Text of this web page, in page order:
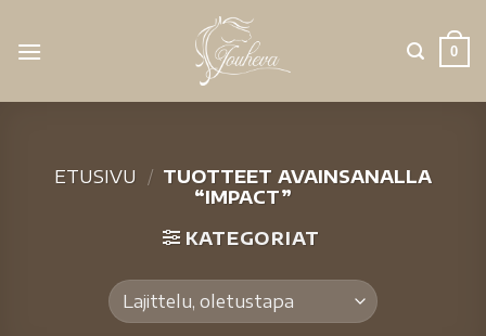
0
ETUSIVU / TUOTTEET AVAINSANALLA
“IMPACT”
KATEGORIAT